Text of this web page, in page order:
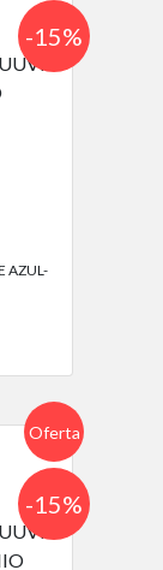
-15%
AZUL-
Oferta
-15%